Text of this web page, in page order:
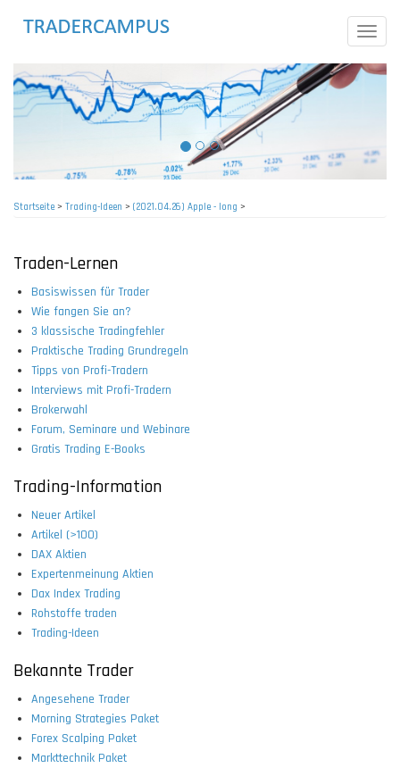
Toggle
Startseite> Trading-Ideen > (2021.04.26) Apple - long >
Traden-Lernen
Basiswissen für Trader
Wie fangen Sie an?
3 klassische Tradingfehler
Praktische Trading Grundregeln
Tipps von Profi-Tradern
Interviews mit Profi-Tradern
Brokerwahl
Forum, Seminare und Webinare
Gratis Trading E-Books
Trading-Information
Neuer Artikel
Artikel (>100)
DAX Aktien
Expertenmeinung Aktien
Dax Index Trading
Rohstoffe traden
Trading-Ideen
Bekannte Trader
Angesehene Trader
Morning Strategies Paket
Forex Scalping Paket
Markttechnik Paket